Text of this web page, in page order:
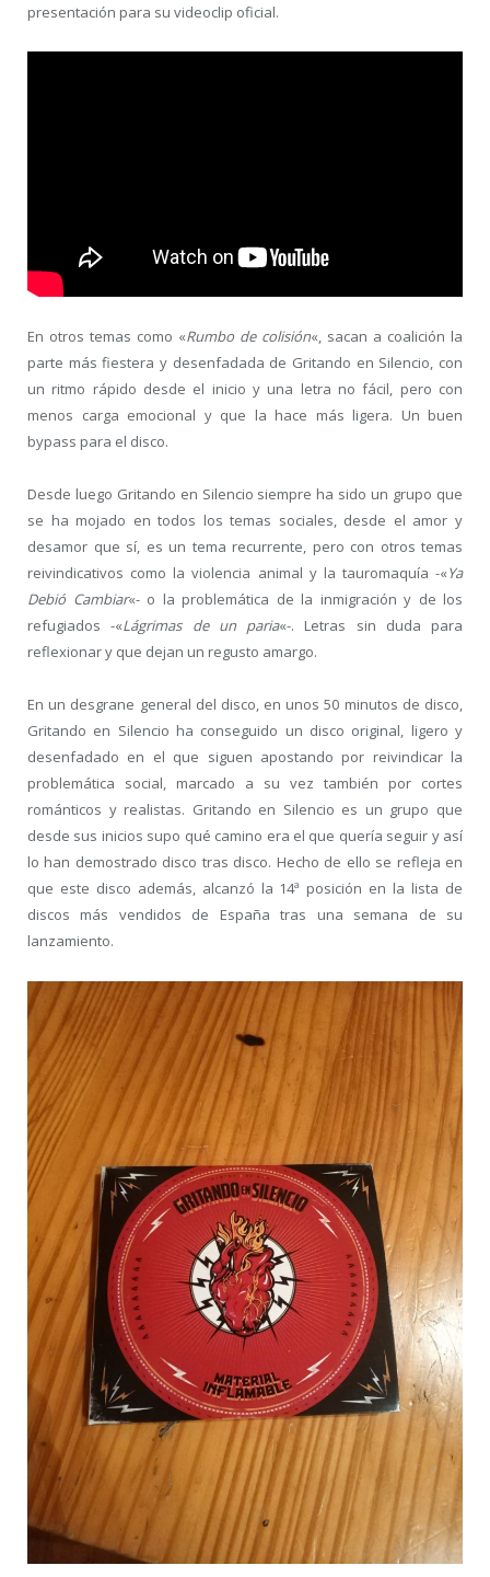
presentación para su videoclip oficial.
En otros temas como «Rumbo de colisión«, sacan a coalición la
parte más fiestera y desenfadada de Gritando en Silencio, con
un ritmo rápido desde el inicio y una letra no fácil, pero con
menos carga emocional y que la hace más ligera. Un buen
bypass para el disco.
Desde luego Gritando en Silencio siempre ha sido un grupo que
se ha mojado en todos los temas sociales, desde el amor y
desamor que sí, es un tema recurrente, pero con otros temas
reivindicativos como la violencia animal y la tauromaquía -«Ya
Debió Cambiar«- o la problemática de la inmigración y de los
refugiados -«Lágrimas de un paria«-. Letras sin duda para
reflexionar y que dejan un regusto amargo.
En un desgrane general del disco, en unos 50 minutos de disco,
Gritando en Silencio ha conseguido un disco original, ligero y
desenfadado en el que siguen apostando por reivindicar la
problemática social, marcado a su vez también por cortes
románticos y realistas. Gritando en Silencio es un grupo que
desde sus inicios supo qué camino era el que quería seguir y así
lo han demostrado disco tras disco. Hecho de ello se refleja en
que este disco además, alcanzó la 14ª posición en la lista de
discos más vendidos de España tras una semana de su
lanzamiento.